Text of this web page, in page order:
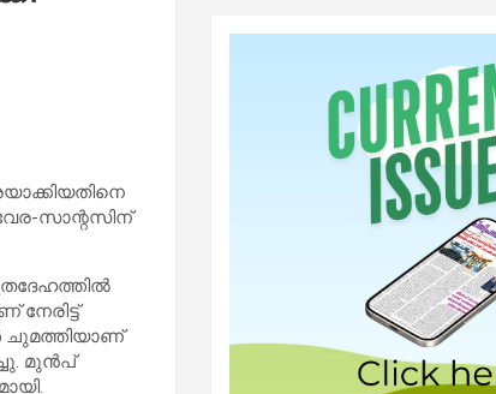
സാന്റസിന്
ചുമത്തിയാണ്
മുൻപ്